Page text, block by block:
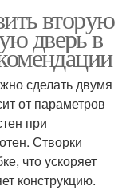
вторую
дверь в
сделать двумя
от параметров
при
Створки
что ускоряет
конструкцию.